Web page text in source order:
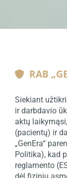
 RAB
Siekiant
ir darbdavio
aktų
(pacientų) ir
„GenEra“
Politika), kad
reglamento